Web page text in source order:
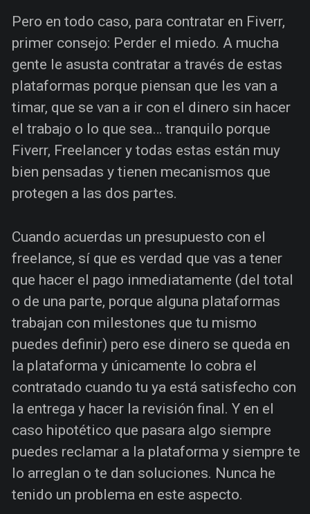
Pero en todo caso, para contratar en Fiverr,
primer consejo: Perder el miedo. A mucha
gente le asusta contratar a través de estas
plataformas porque piensan que les van a
timar, que se van a ir con el dinero sin hacer
el trabajo o lo que sea… tranquilo porque
Fiverr, Freelancer y todas estas están muy
bien pensadas y tienen mecanismos que
protegen a las dos partes.
Cuando acuerdas un presupuesto con el
freelance, sí que es verdad que vas a tener
que hacer el pago inmediatamente (del total
o de una parte, porque alguna plataformas
trabajan con milestones que tu mismo
puedes definir) pero ese dinero se queda en
la plataforma y únicamente lo cobra el
contratado cuando tu ya está satisfecho con
la entrega y hacer la revisión final. Y en el
caso hipotético que pasara algo siempre
puedes reclamar a la plataforma y siempre te
lo arreglan o te dan soluciones. Nunca he
tenido un problema en este aspecto.